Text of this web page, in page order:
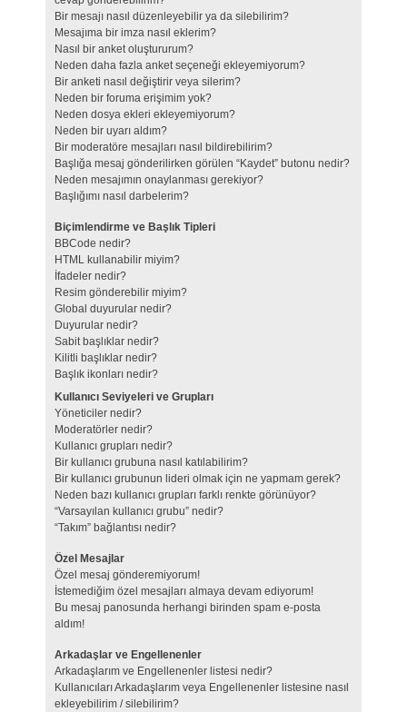
Bir mesajı nasıl düzenleyebilir ya da silebilirim?
Mesajıma bir imza nasıl eklerim?
Nasıl bir anket oluştururum?
Neden daha fazla anket seçeneği ekleyemiyorum?
Bir anketi nasıl değiştirir veya silerim?
Neden bir foruma erişimim yok?
Neden dosya ekleri ekleyemiyorum?
Neden bir uyarı aldım?
Bir moderatöre mesajları nasıl bildirebilirim?
Başlığa mesaj gönderilirken görülen “Kaydet” butonu nedir?
Neden mesajımın onaylanması gerekiyor?
Başlığımı nasıl darbelerim?
Biçimlendirme ve Başlık Tipleri
BBCode nedir?
HTML kullanabilir miyim?
İfadeler nedir?
Resim gönderebilir miyim?
Global duyurular nedir?
Duyurular nedir?
Sabit başlıklar nedir?
Kilitli başlıklar nedir?
Başlık ikonları nedir?
Kullanıcı Seviyeleri ve Grupları
Yöneticiler nedir?
Moderatörler nedir?
Kullanıcı grupları nedir?
Bir kullanıcı grubuna nasıl katılabilirim?
Bir kullanıcı grubunun lideri olmak için ne yapmam gerek?
Neden bazı kullanıcı grupları farklı renkte görünüyor?
“Varsayılan kullanıcı grubu” nedir?
“Takım” bağlantısı nedir?
Özel Mesajlar
Özel mesaj gönderemiyorum!
İstemediğim özel mesajları almaya devam ediyorum!
Bu mesaj panosunda herhangi birinden spam e-posta
aldım!
Arkadaşlar ve Engellenenler
Arkadaşlarım ve Engellenenler listesi nedir?
Kullanıcıları Arkadaşlarım veya Engellenenler listesine nasıl
ekleyebilirim / silebilirim?